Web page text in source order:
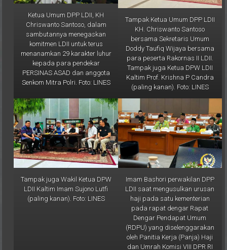
Ketua Umum DPP LDII, KH
Chriswanto Santoso, dalam
sambutannya menegaskan
komitmen LDII untuk terus
menanamkan 29 karakter luhur
kepada para pendekar
PERSINAS ASAD dan anggota
Senkom Mitra Polri. Foto: LINES
Tampak Ketua Umum DPP LDII
KH. Chriswanto Santoso
bersama Sekretaris Umum
Doddy Taufiq Wijaya bersama
para peserta Rakornas II LDII.
Tampak juga Ketua DPW LDII
Kaltim Prof. Krishna P Candra
(paling kanan). Foto: LINES
Tampak juga Wakil Ketua DPW
LDII Kaltim Imam Sujono Lutfi
(paling kanan). Foto: LINES
Imam Bashori perwakilan DPP
LDII saat mengusulkan urusan
haji pada satu kementerian
pada rapat dengar Rapat
Dengar Pendapat Umum
(RDPU) yang diselenggarakan
oleh Panitia Kerja (Panja) Haji
dan Umrah Komisi VIII DPR RI
bersama Majelis Ulama